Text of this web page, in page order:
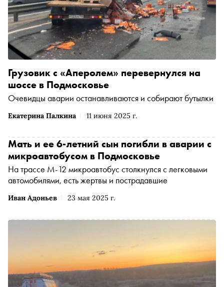
Екатерина Палкина 11 июня 2025 г.
Грузовик с «Аперолем» перевернулся на
шоссе в Подмосковье
Очевидцы аварии останавливаются и собирают бутылки
Иван Адоньев 23 мая 2025 г.
Мать и ее 6-летний сын погибли в аварии с
микроавтобусом в Подмосковье
На трассе М-12 микроавтобус столкнулся с легковыми
автомобилями, есть жертвы и пострадавшие